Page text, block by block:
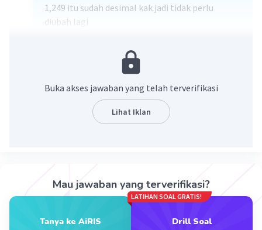
1,249 itu sudah desimal kak jadi tidak perlu
diubah lagi
Level 4
18 Oktober 2023 14:59
okkee kak terima kasih😻
Buka akses jawaban yang telah terverifikasi
Lihat Iklan
Mau jawaban yang terverifikasi?
Tanya ke AiRIS
LATIHAN SOAL GRATIS!
Drill Soal